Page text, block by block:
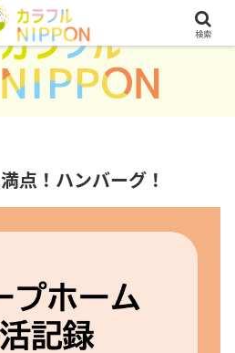
点！ハンバーグ！
検索